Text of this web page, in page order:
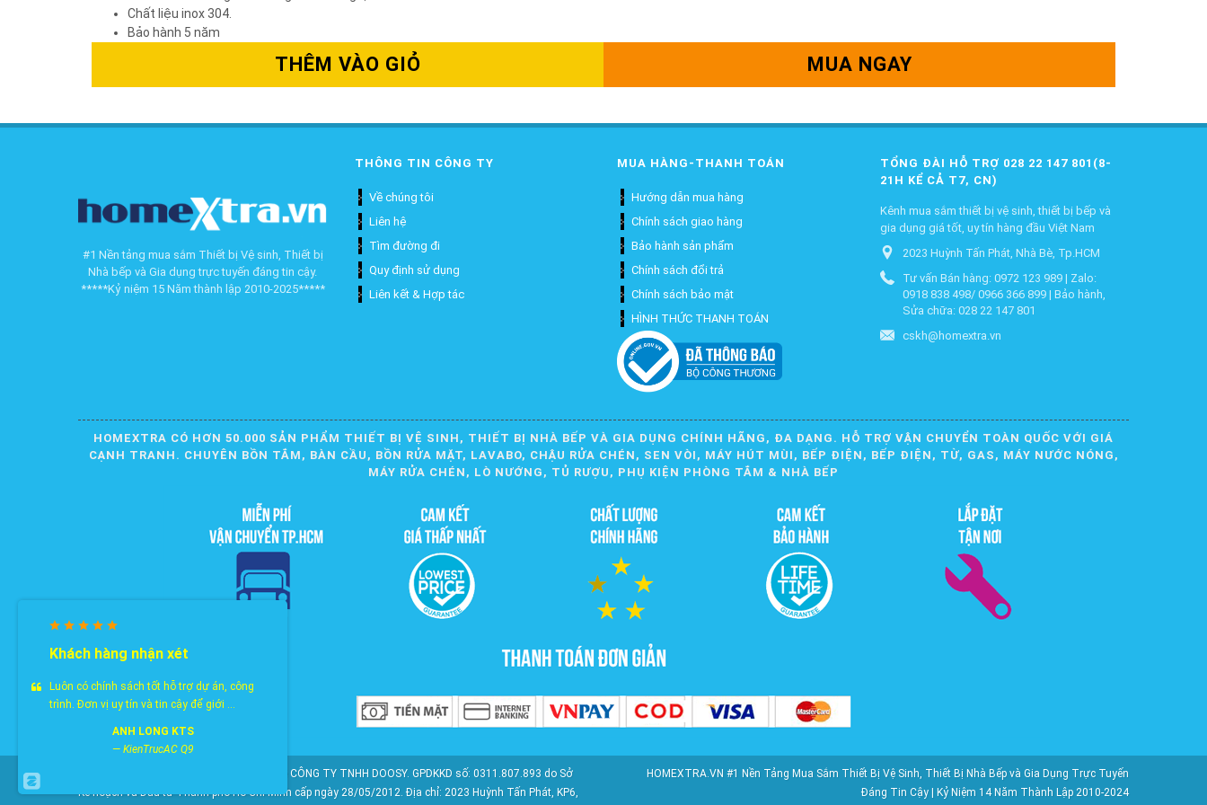
Chất liệu inox 304.
Bảo hành 5 năm
THÊM VÀO GIỎ MUA NGAY
#1 Nền tảng mua sắm Thiết bị Vệ sinh, Thiết bị
Nhà bếp và Gia dụng trực tuyến đáng tin cậy.
*****Kỷ niệm 15 Năm thành lập 2010-2025*****
THÔNG TIN CÔNG TY
Về chúng tôi
Liên hệ
Tìm đường đi
Quy định sử dụng
Liên kết & Hợp tác
MUA HÀNG-THANH TOÁN
Hướng dẫn mua hàng
Chính sách giao hàng
Bảo hành sản phẩm
Chính sách đổi trả
Chính sách bảo mật
HÌNH THỨC THANH TOÁN
TỔNG ĐÀI HỖ TRỢ 028 22 147 801(8-
21H KỂ CẢ T7, CN)
Kênh mua sắm thiết bị vệ sinh, thiết bị bếp và
gia dụng giá tốt, uy tín hàng đầu Việt Nam
2023 Huỳnh Tấn Phát, Nhà Bè, Tp.HCM
Tư vấn Bán hàng: 0972 123 989 | Zalo:
0918 838 498/ 0966 366 899 | Bảo hành,
Sửa chữa: 028 22 147 801
cskh@homextra.vn
HOMEXTRA CÓ HƠN 50.000 SẢN PHẨM THIẾT BỊ VỆ SINH, THIẾT BỊ NHÀ BẾP VÀ GIA DỤNG CHÍNH HÃNG, ĐA DẠNG. HỖ TRỢ VẬN CHUYỂN TOÀN QUỐC VỚI GIÁ
CẠNH TRANH. CHUYÊN BỒN TẮM, BÀN CẦU, BỒN RỬA MẶT, LAVABO, CHẬU RỬA CHÉN, SEN VÒI, MÁY HÚT MÙI, BẾP ĐIỆN, BẾP ĐIỆN, TỪ, GAS, MÁY NƯỚC NÓNG,
MÁY RỬA CHÉN, LÒ NƯỚNG, TỦ RƯỢU, PHỤ KIỆN PHÒNG TẮM & NHÀ BẾP
© 2010-2025 Bản quyền nội dung thuộc về CÔNG TY TNHH DOOSY. GPDKKD số: 0311.807.893 do Sở
Kế hoạch và Đầu tư Thành phố Hồ Chí Minh cấp ngày 28/05/2012. Địa chỉ: 2023 Huỳnh Tấn Phát, KP6,
HOMEXTRA.VN #1 Nền Tảng Mua Sắm Thiết Bị Vệ Sinh, Thiết Bị Nhà Bếp và Gia Dụng Trực Tuyến
Đáng Tin Cậy | Kỷ Niệm 14 Năm Thành Lập 2010-2024
Khách hàng nhận xét
Luôn có chính sách tốt hỗ trợ dự án, công
trình. Đơn vị uy tín và tin cậy để giới ...
ANH LONG KTS
— KienTrucAC Q9